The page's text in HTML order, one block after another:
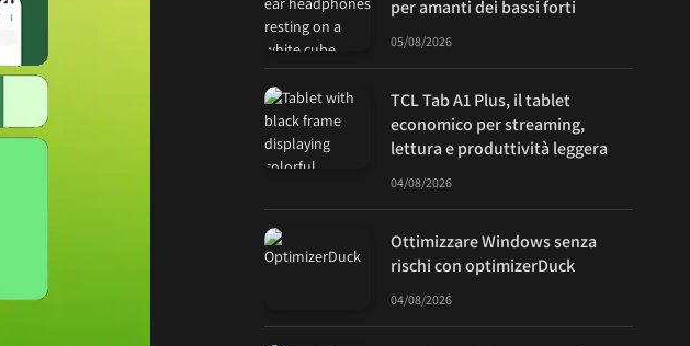
per amanti dei bassi forti
05/08/2026
TCL Tab A1 Plus, il tablet
economico per streaming,
lettura e produttività leggera
04/08/2026
Ottimizzare Windows senza
rischi con optimizerDuck
04/08/2026